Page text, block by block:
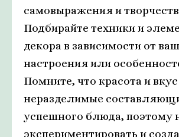
самовыражения и
Подбирайте техники и
декора в зависимости от
настроения или
Помните, что красота и вкус
неразделимые
успешного блюда, поэтому
экспериментировать и